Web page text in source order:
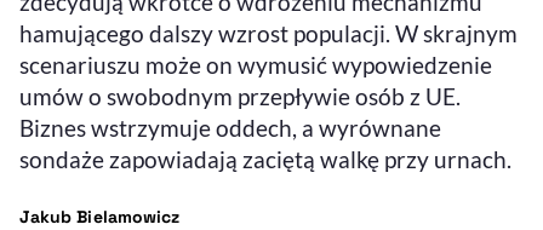
Deklaracja dostępności , otwiera się w nowym oknie
Zgłoś problem
, otwiera się w
hamującego dalszy wzrost populacji. W skrajnym
scenariuszu może on wymusić wypowiedzenie
umów o swobodnym przepływie osób z UE.
Biznes wstrzymuje oddech, a wyrównane
sondaże zapowiadają zaciętą walkę przy urnach.
Jakub Bielamowicz- autor artykułu - profil